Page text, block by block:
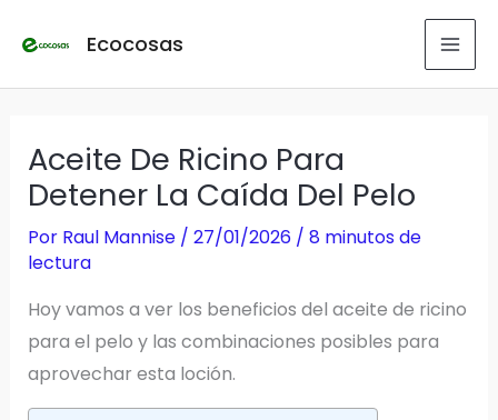
Ecocosas
Aceite De Ricino Para
Detener La Caída Del Pelo
Por Raul Mannise / 27/01/2026 / 8 minutos de
lectura
Hoy vamos a ver los beneficios del aceite de ricino
para el pelo y las combinaciones posibles para
aprovechar esta loción.